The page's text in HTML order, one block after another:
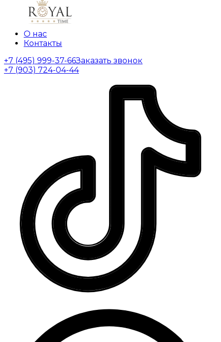
О нас
Контакты
+7 (495) 999-37-66Заказать звонок
+7 (903) 724-04-44